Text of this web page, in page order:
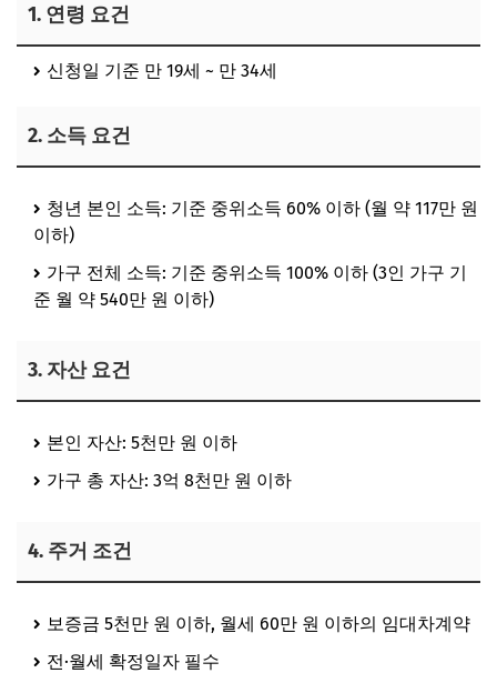
1. 연령 요건
신청일 기준 만 19세 ~ 만 34세
2. 소득 요건
청년 본인 소득: 기준 중위소득 60% 이하 (월 약 117만 원
이하)
가구 전체 소득: 기준 중위소득 100% 이하 (3인 가구 기
준 월 약 540만 원 이하)
3. 자산 요건
본인 자산: 5천만 원 이하
가구 총 자산: 3억 8천만 원 이하
4. 주거 조건
보증금 5천만 원 이하, 월세 60만 원 이하의 임대차계약
전·월세 확정일자 필수